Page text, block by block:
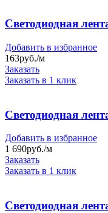
Светодиодная
Добавить в избранное
163руб./м
Заказать
Заказать в 1 клик
Светодиодная
Добавить в избранное
1 690руб./м
Заказать
Заказать в 1 клик
Светодиодная